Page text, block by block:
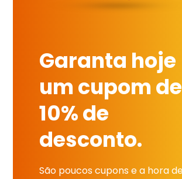
Garanta hoje
um cupom de
10% de
desconto.
São poucos cupons e a hora